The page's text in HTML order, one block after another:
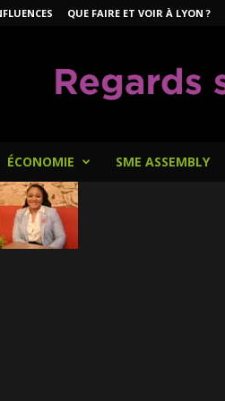
QUE FAIRE ET VOIR À LYON ?
ÉCONOMIE SME ASSEMBLY